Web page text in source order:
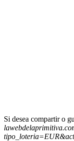
Si desea compartir o